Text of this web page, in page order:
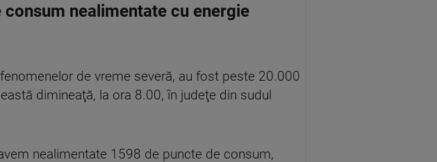
nealimentate cu energie
de vreme severă, au fost peste 20.000
dimineaţă, la ora 8.00, în judeţe din sudul
nealimentate 1598 de puncte de consum,